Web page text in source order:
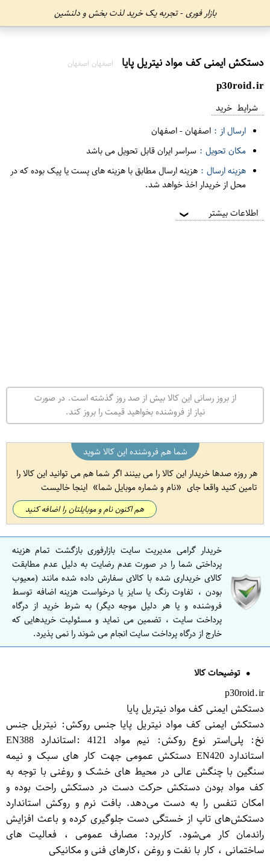
بازار فوری - تجربه یک خرید لذت بخش و دلنشین
دستکش ایمنی کف مواد نیتریل پایا اصفهان اصفهان
p30roid.ir
شرایط خرید
ارسال از : اصفهان-اصفهان
مکان تحویل : سراسر ایران قابل تحویل می باشد
هزینه ارسال : هزینه ارسال مطابق با هزینه های پست یا پیک بوده که در
محل از خریدار اخذ خواهد شد.
اطلاعات بیشتر ❯
از بروز رسانی این کالا بیش از صد روز گذشته است. در صورت
نیاز از فروشنده بخواهید قیمت را بروز کند.
شما هم فروشنده این کالا شوید
هر روزه صدها خریدار این کالا را می بینند اگر شما هم می توانید این کالا را
تامین کنید واقعا جای
نام و شماره موبایل شما اینجا خالیست
هم اکنون نام و موبایلتان را اضافه کنید
خریدار گرامی مدیریت سایت بازارفوری بازگشت تمام هزینه
پرداختی شما را در صورت عدم رضایت به دلیل عدم مطابقت
کالای خریداری شده با کالای سفارش داده شده مانند (معیوب
بودن ، تفاوت رنگ یا سایز یا درخواست هزینه اضافه توسط
فروشنده و یا هر دلیل موجه دیگر) به شرط خرید از درگاه
پرداخت سایت ، تضمین می نماید و مسئولیت خریدهایی که
خارج از درگاه پرداخت سایت انجام می شوند را نمی پذیرد.
توضیحات کالا
p30roid.ir
دستکش ایمنی کف مواد نیتریل پایا
دستکش ایمنی کف مواد نیتریل پایا جنس روکش: نیتریل جنس
نخ: پلی‌استر نوع روکش: نیم مواد 4121 :استاندارد EN388
استاندارد EN420 دستکش عمومی جهت کار های سبک و نیمه
سنگین با چنگش عالی در محیط های خشک و روغنی با توجه به
کف مواد بودن دستکش حرکت دست در دستکش راحت بوده و
امکان تنفس را به دست می‌دهد. بافت نرم و روکش استاندارد
دستکش‌های تاپ از خستگی دست جلوگیری کرده و باعث افزایش
راندمان کار می‌شود. کاربرد: مصارف عمومی ، فعالیت های
ساختمانی ، کار با نفت و روغن ،کارهای فنی و مکانیکی